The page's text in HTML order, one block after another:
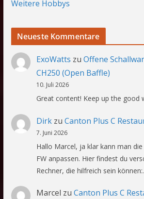
Weitere Hobbys
Neueste Kommentare
ExoWatts zu Offene
CH250 (Open Baffle)
10. Juli 2026
Great content! Keep up the good
Dirkzu Canton Plus C
7. Juni 2026
Hallo Marcel, ja klar kann man
FW anpassen. Hier findest du
Rechner, die hilfreich sein
Marcel zu Canton Plus C